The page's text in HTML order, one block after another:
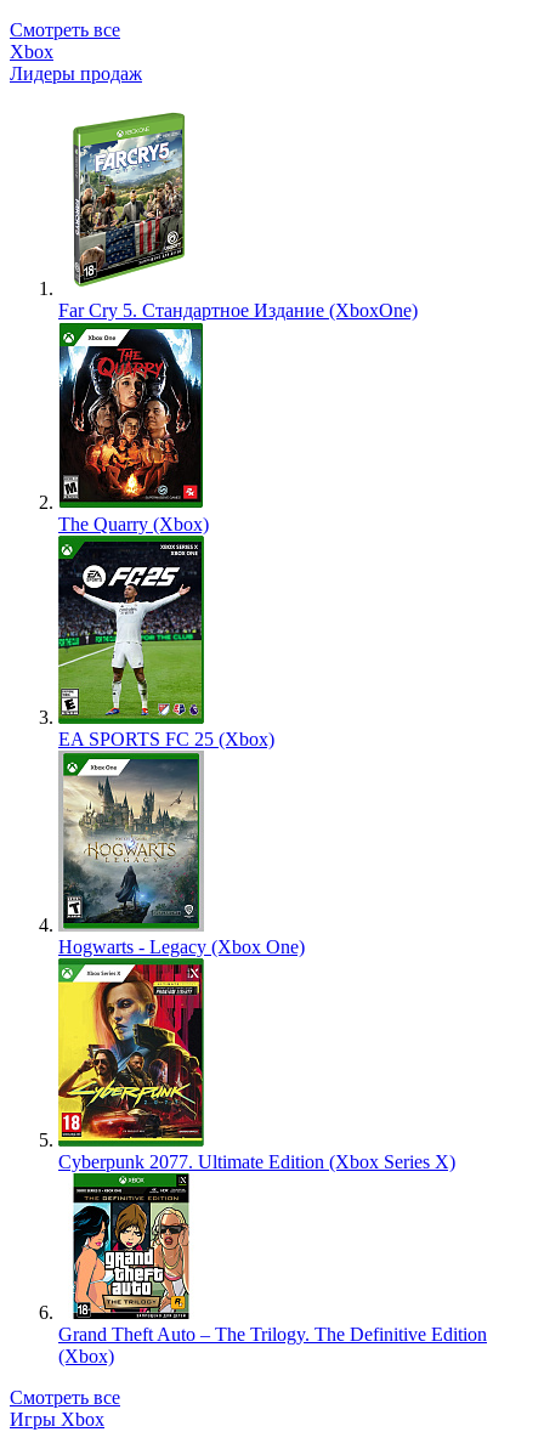
Смотреть все
Xbox
Лидеры продаж
Far Cry 5. Стандартное Издание (XboxOne)
The Quarry (Xbox)
EA SPORTS FC 25 (Xbox)
Hogwarts - Legacy (Xbox One)
Cyberpunk 2077. Ultimate Edition (Xbox Series X)
Grand Theft Auto – The Trilogy. The Definitive Edition
(Xbox)
Смотреть все
Игры Xbox